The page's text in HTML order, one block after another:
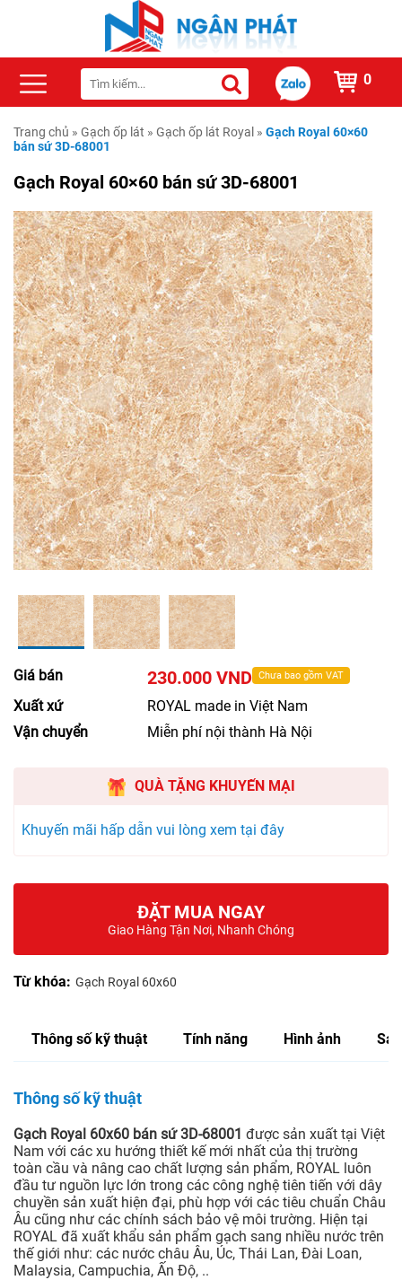
0
Trang chủ » Gạch ốp lát » Gạch ốp lát Royal » Gạch Royal 60×60
bán sứ 3D-68001
Gạch Royal 60×60 bán sứ 3D-68001
Giá bán 230.000 VND Chưa bao gồm VAT
Xuất xứ
ROYAL made in Việt Nam
Vận chuyển
Miễn phí nội thành Hà Nội
QUÀ TẶNG KHUYẾN MẠI
Khuyến mãi hấp dẫn vui lòng xem tại đây
ĐẶT MUA NGAY
Giao Hàng Tận Nơi, Nhanh Chóng
Từ khóa: Gạch Royal 60x60
Thông số kỹ thuật Tính năng Hình ảnh
Thông số kỹ thuật
Gạch Royal 60x60 bán sứ 3D-68001 được sản xuất tại Việt
Nam với các xu hướng thiết kế mới nhất của thị trường
toàn cầu và nâng cao chất lượng sản phẩm, ROYAL luôn
đầu tư nguồn lực lớn trong các công nghệ tiên tiến với dây
chuyền sản xuất hiện đại, phù hợp với các tiêu chuẩn Châu
Âu cũng như các chính sách bảo vệ môi trường. Hiện tại
ROYAL đã xuất khẩu sản phẩm gạch sang nhiều nước trên
thế giới như: các nước châu Âu, Úc, Thái Lan, Đài Loan,
Malaysia, Campuchia, Ấn Độ, ..